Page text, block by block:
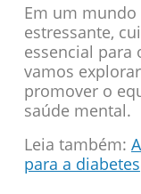
Em um mundo
estressante,
essencial para
vamos
promover o
saúde mental.
Leia também:
para a diabetes